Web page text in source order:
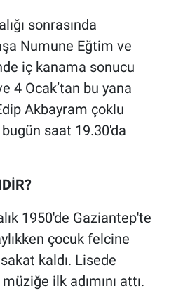
sonrasında
Numune Eğtim ve
iç kanama sonucu
4 Ocak’tan bu yana
Akbayram çoklu
saat 19.30'da
1950'de Gaziantep'te
çocuk felcine
kaldı. Lisede
ilk adımını attı.